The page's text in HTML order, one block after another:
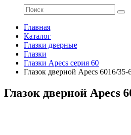
Главная
Каталог
Глазки дверные
Глазки
Глазки Apecs серия 60
Глазок дверной Apecs 6016/
Глазок дверной Apecs